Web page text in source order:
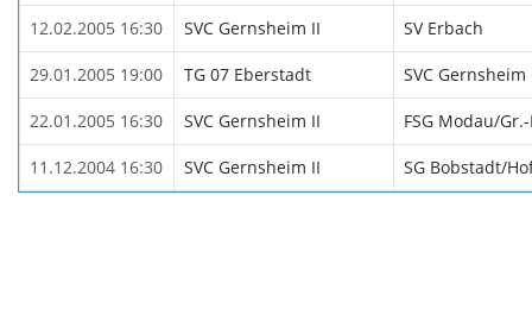
12.02.2005 16:30 SVC Gernsheim II SV Erbach
29.01.2005 19:00 TG 07 Eberstadt SVC Gernsheim
22.01.2005 16:30 SVC Gernsheim II FSG Modau/
11.12.2004 16:30 SVC Gernsheim II SG Bobstadt/